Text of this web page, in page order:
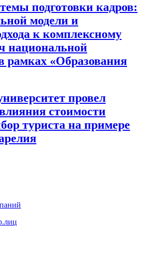
подготовки кадров:
модели и
к комплексному
национальной
рамках «Образования
провел
стоимости
туриста на примере